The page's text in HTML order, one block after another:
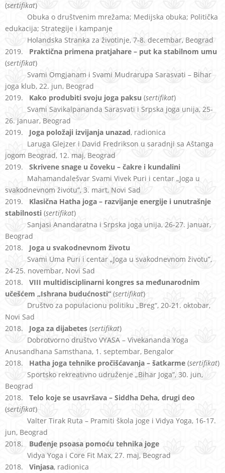
(sertifikat)
Obuka o društvenim mrežama; Medijska obuka; Politička
edukacija; Strategije i kampanje
Holandska Stranka za životinje, 7-8. decembar, Beograd
2019. Praktična primena pratjahare – put ka stabilnom umu
(sertifikat)
Svami Omgjanam i Svami Mudrarupa Sarasvati – Bihar
joga klub, 22. jun, Beograd
2019. Kako produbiti svoju joga paksu (sertifikat)
Svami Savikalpananda Sarasvati i Srpska joga unija, 25-
26. januar, Beograd
2019. Joga položaji izvijanja unazad, radionica
Laruga Glejzer i David Fredrikson u saradnji sa Aštanga
jogom Beograd, 12. maj, Beograd
2019. Skrivene snage u čoveku – čakre i kundalini
Mahamandalešvar Svami Vivek Puri i centar „Joga u
svakodnevnom životu”, 3. mart, Novi Sad
2019. Klasična Hatha joga – razvijanje energije i unutrašnje
stabilnosti (sertifikat)
Sanjasi Anandaratna i Srpska joga unija, 26-27. januar,
Beograd
2018. Joga u svakodnevnom životu
Svami Uma Puri i centar „Joga u svakodnevnom životu”,
24-25. novembar, Novi Sad
2018. VIII multidisciplinarni kongres sa međunarodnim
učešćem „Ishrana budućnosti“ (sertifikat)
Društvo za populacionu politiku „Breg“, 20-21. oktobar,
Novi Sad
2018. Joga za dijabetes (sertifikat)
Dobrotvorno društvo VYASA – Vivekananda Yoga
Anusandhana Samsthana, 1. septembar, Bengalor
2018. Hatha joga tehnike pročišćavanja – šatkarme (sertifikat)
Sportsko rekreativno udruženje „Bihar Joga”, 30. jun,
Beograd
2018. Telo koje se usavršava – Siddha Deha, drugi deo
(sertifikat)
Valter Tirak Ruta – Pramiti škola joge i Vidya Yoga, 16-17.
jun, Beograd
2018. Buđenje psoasa pomoću tehnika joge
Vidya Yoga i Core Fit Max, 27. maj, Beograd
2018. Vinjasa, radionica